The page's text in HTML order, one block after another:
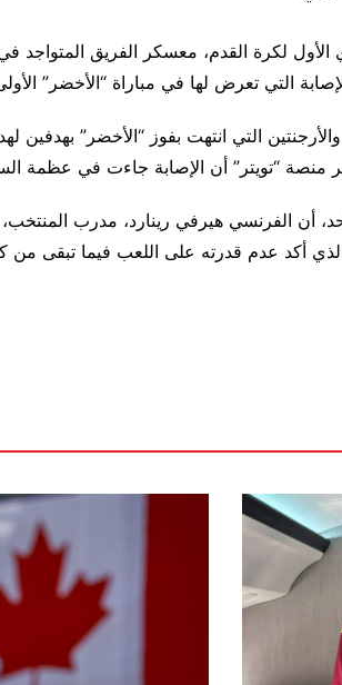
الأول لكرة القدم، معسكر الفريق المتواجد
التي انتهت بفوز “الأخضر” بهدفين
“تويتر” أن الإصابة جاءت في عظمة
أن الفرنسي هيرفي رينارد، مدرب
أكد عدم قدرته على اللعب فيما تبقى من